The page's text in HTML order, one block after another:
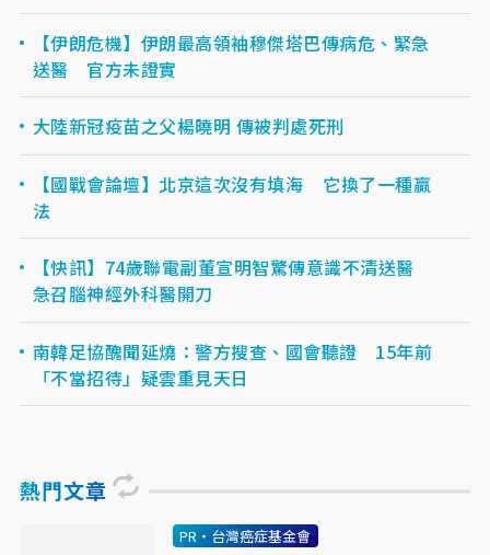
【伊朗危機】伊朗最高領袖穆傑塔巴傳病危、緊急
送醫 官方未證實
大陸新冠疫苗之父楊曉明 傳被判處死刑
【國戰會論壇】北京這次沒有填海 它換了一種贏
法
【快訊】74歲聯電副董宣明智驚傳意識不清送醫
急召腦神經外科醫開刀
南韓足協醜聞延燒：警方搜查、國會聽證 15年前
「不當招待」疑雲重見天日
熱門文章
PR・台灣癌症基金會